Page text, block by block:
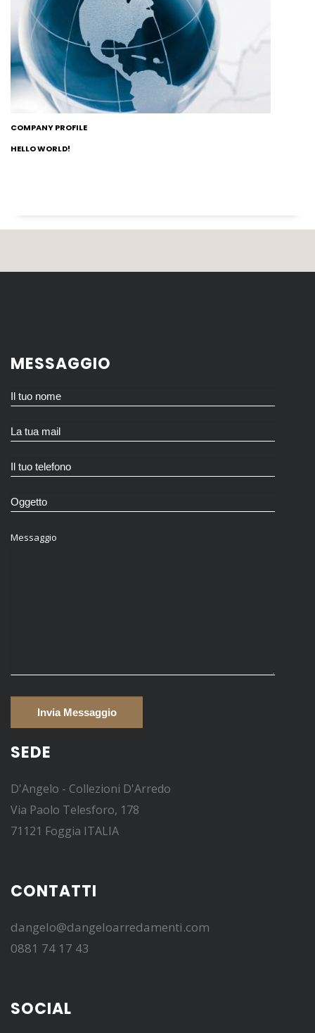
COMPANY PROFILE
HELLO WORLD!
MESSAGGIO
Messaggio
SEDE
D'Angelo - Collezioni D'Arredo
Via Paolo Telesforo, 178
71121 Foggia ITALIA
CONTATTI
dangelo@dangeloarredamenti.com
0881 74 17 43
SOCIAL